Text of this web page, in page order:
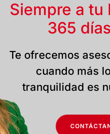
Siempre a tu
365
Te ofrecemos
cuando más
tranquilidad es